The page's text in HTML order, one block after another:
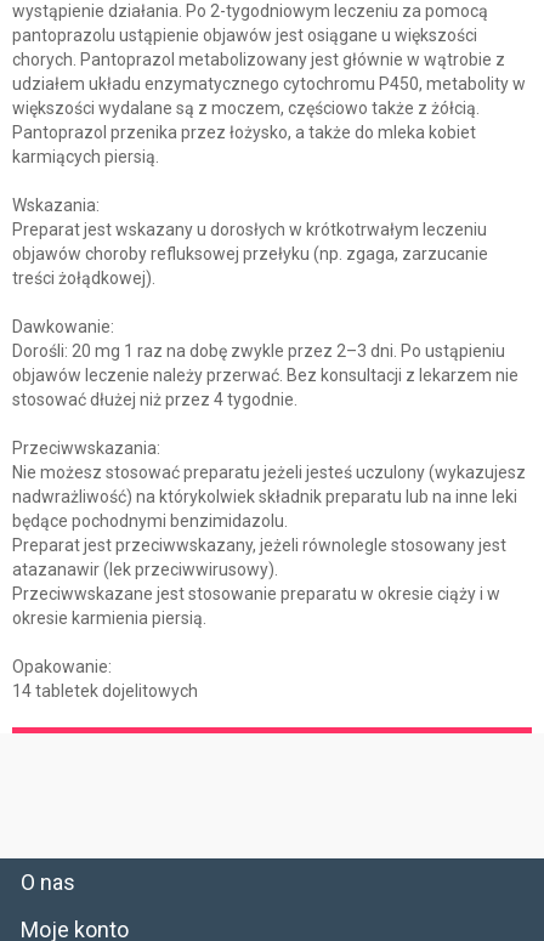
wystąpienie działania. Po 2-tygodniowym leczeniu za pomocą
pantoprazolu ustąpienie objawów jest osiągane u większości
chorych. Pantoprazol metabolizowany jest głównie w wątrobie z
udziałem układu enzymatycznego cytochromu P450, metabolity w
większości wydalane są z moczem, częściowo także z żółcią.
Pantoprazol przenika przez łożysko, a także do mleka kobiet
karmiących piersią.
Wskazania:
Preparat jest wskazany u dorosłych w krótkotrwałym leczeniu
objawów choroby refluksowej przełyku (np. zgaga, zarzucanie
treści żołądkowej).
Dawkowanie:
Dorośli: 20 mg 1 raz na dobę zwykle przez 2–3 dni. Po ustąpieniu
objawów leczenie należy przerwać. Bez konsultacji z lekarzem nie
stosować dłużej niż przez 4 tygodnie.
Przeciwwskazania:
Nie możesz stosować preparatu jeżeli jesteś uczulony (wykazujesz
nadwrażliwość) na którykolwiek składnik preparatu lub na inne leki
będące pochodnymi benzimidazolu.
Preparat jest przeciwwskazany, jeżeli równolegle stosowany jest
atazanawir (lek przeciwwirusowy).
Przeciwwskazane jest stosowanie preparatu w okresie ciąży i w
okresie karmienia piersią.
Opakowanie:
14 tabletek dojelitowych
O nas
Moje konto